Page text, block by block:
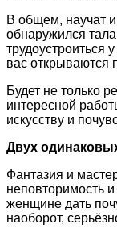
В общем, научат
обнаружился
трудоустроиться
вас открываются
Будет не только
интересной
искусству и
Двух
Фантазия и
неповторимость
женщине дать
наоборот,